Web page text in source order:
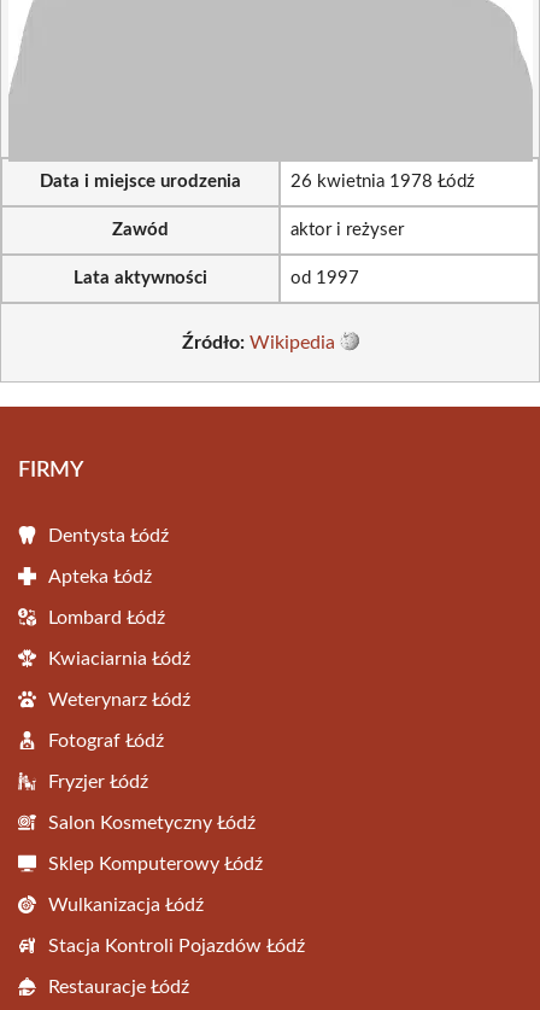
Data i miejsce urodzenia 26 kwietnia 1978 Łódź
Zawód aktor i reżyser
Lata aktywności od 1997
Źródło: Wikipedia
FIRMY
Dentysta Łódź
Apteka Łódź
Lombard Łódź
Kwiaciarnia Łódź
Weterynarz Łódź
Fotograf Łódź
Fryzjer Łódź
Salon Kosmetyczny Łódź
Sklep Komputerowy Łódź
Wulkanizacja Łódź
Stacja Kontroli Pojazdów Łódź
Restauracje Łódź